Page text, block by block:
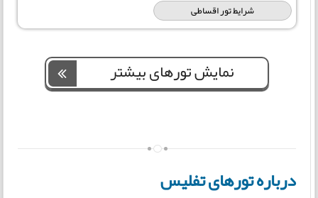
شرایط تور اقساطی
نمایش تورهای بیشتر
درباره تورهای تفلیس